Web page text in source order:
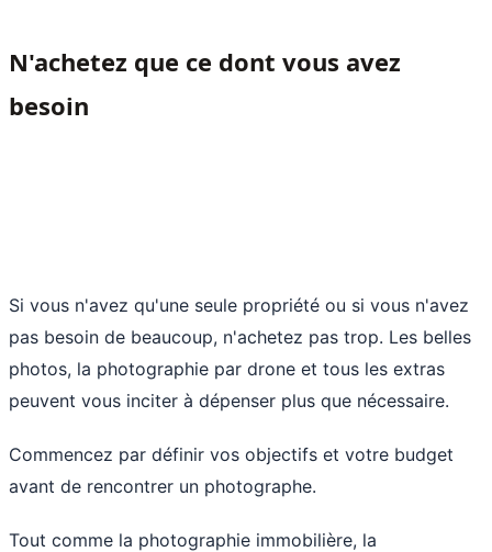
N'achetez que ce dont vous avez
besoin
Si vous n'avez qu'une seule propriété ou si vous n'avez
pas besoin de beaucoup, n'achetez pas trop. Les belles
photos, la photographie par drone et tous les extras
peuvent vous inciter à dépenser plus que nécessaire.
Commencez par définir vos objectifs et votre budget
avant de rencontrer un photographe.
Tout comme la photographie immobilière, la